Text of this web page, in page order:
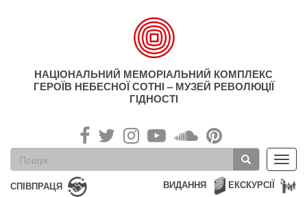
НАЦІОНАЛЬНИЙ МЕМОРІАЛЬНИЙ КОМПЛЕКС
ГЕРОЇВ НЕБЕСНОЇ СОТНІ – МУЗЕЙ РЕВОЛЮЦІЇ
ГІДНОСТІ
Пошукова
форма
Пошук
СПІВПРАЦЯ ЕКСКУРСІЇ
ВИДАННЯ